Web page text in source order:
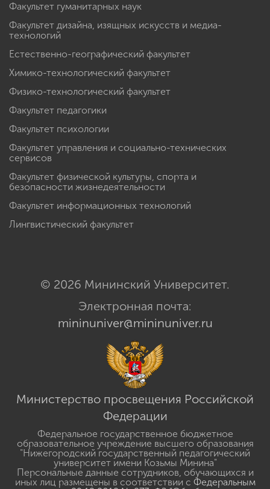
Факультет гуманитарных наук
Факультет дизайна, изящных искусств и медиа-
технологий
Естественно-географический факультет
Химико-технологический факультет
Физико-технологический факультет
Факультет педагогики
Факультет психологии
Факультет управления и социально-технических
сервисов
Факультет физической культуры, спорта и
безопасности жизнедеятельности
Факультет информационных технологий
Лингвистический факультет
© 2026 Мининский Университет.
Электронная почта:
mininuniver@mininuniver.ru
Министерство просвещения Российской
Федерации
Федеральное государственное бюджетное
образовательное учреждение высшего образования
"Нижегородский государственный педагогический
университет имени Козьмы Минина"
Персональные данные сотрудников, обучающихся и
иных лиц размещены в соответствии с Федеральным